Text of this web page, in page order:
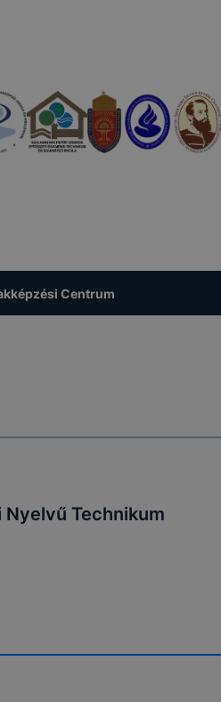
Centrum
Nyelvű Technikum
részeit látogatja, vagy használja
Önnek még jobb
oldalunkat
a cookie-k